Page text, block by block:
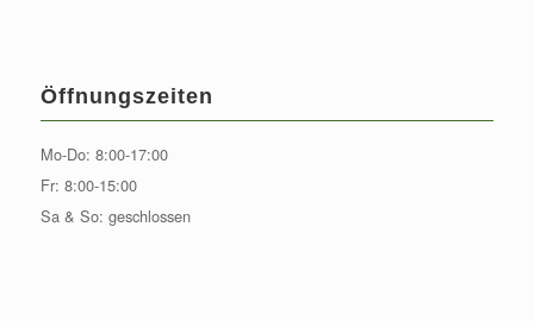
Öffnungszeiten
Mo-Do: 8:00-17:00
Fr: 8:00-15:00
Sa & So: geschlossen